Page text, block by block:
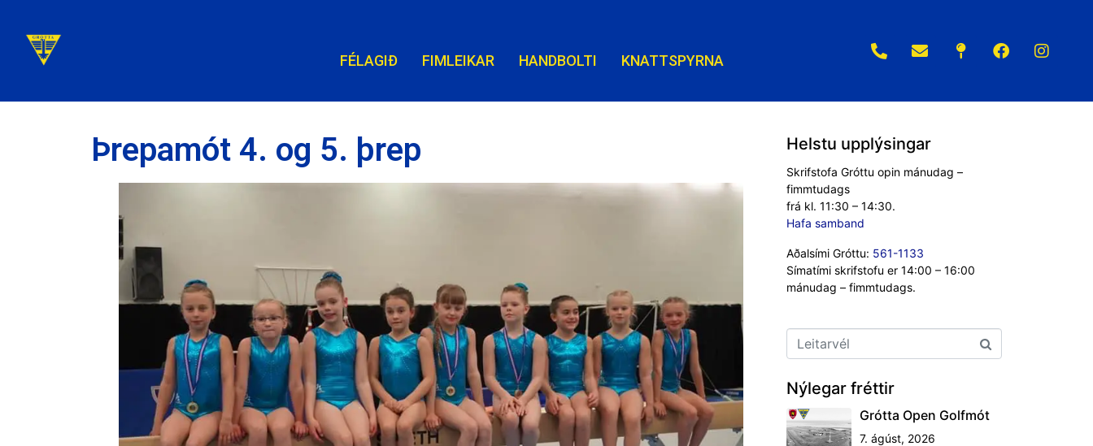
FÉLAGIÐ FIMLEIKAR HANDBOLTI KNATTSPYRNA
Þrepamót 4. og 5. þrep Helstu upplýsingar
Skrifstofa Gróttu opin mánudag –
fimmtudags
frá kl. 11:30 – 14:30.
Hafa samband
Aðalsími Gróttu: 561-1133
Símatími skrifstofu er 14:00 – 16:00
mánudag – fimmtudags.
Nýlegar fréttir
Grótta Open Golfmót
7. ágúst, 2026